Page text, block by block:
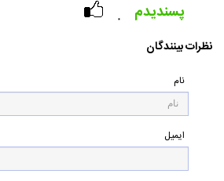
۰ پسندیدم
نظرات بینندگان
نام
ایمیل